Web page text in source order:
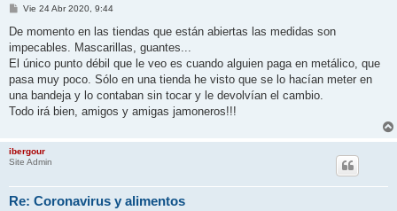
M
n
a
Vie 24 Abr 2020, 9:44
De momento en las tiendas que están abiertas las medidas son
impecables. Mascarillas, guantes...
El único punto débil que le veo es cuando alguien paga en metálico, que
pasa muy poco. Sólo en una tienda he visto que se lo hacían meter en
una bandeja y lo contaban sin tocar y le devolvían el cambio.
Todo irá bien, amigos y amigas jamoneros!!!
ibergour
Site Admin
Re: Coronavirus y alimentos